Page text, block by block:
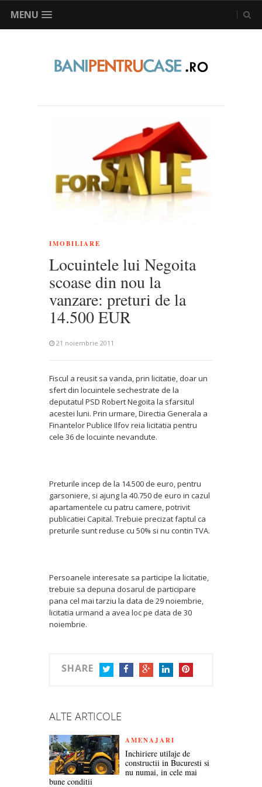
MENU
IMOBILIARE
Locuintele lui Negoita
scoase din nou la
vanzare: preturi de la
14.500 EUR
21 noiembrie 2011
Fiscul a reusit sa vanda, prin licitatie, doar un
sfert din locuintele sechestrate de la
deputatul PSD Robert Negoita la sfarsitul
acestei luni. Prin urmare, Directia Generala a
Finantelor Publice Ilfov reia licitatia pentru
cele 36 de locuinte nevandute.
Preturile incep de la 14.500 de euro, pentru
garsoniere, si ajung la 40.750 de euro in cazul
apartamentele cu patru camere, potrivit
publicatiei Capital. Trebuie precizat faptul ca
preturile sunt reduse cu 50% si nu contin TVA.
Persoanele interesate sa participe la licitatie,
trebuie sa depuna dosarul de participare
pana cel mai tarziu la data de 29 noiembrie,
licitatia urmand a avea loc pe data de 30
noiembrie.
SHARE
ALTE ARTICOLE
AMENAJARI
Inchiriere utilaje de
constructii in Bucuresti si
nu numai, in cele mai
bune conditii